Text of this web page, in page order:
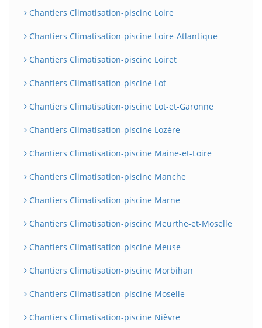
Chantiers Climatisation-piscine Loire
Chantiers Climatisation-piscine Loire-Atlantique
Chantiers Climatisation-piscine Loiret
Chantiers Climatisation-piscine Lot
Chantiers Climatisation-piscine Lot-et-Garonne
Chantiers Climatisation-piscine Lozère
Chantiers Climatisation-piscine Maine-et-Loire
Chantiers Climatisation-piscine Manche
Chantiers Climatisation-piscine Marne
Chantiers Climatisation-piscine Meurthe-et-Moselle
Chantiers Climatisation-piscine Meuse
Chantiers Climatisation-piscine Morbihan
Chantiers Climatisation-piscine Moselle
Chantiers Climatisation-piscine Nièvre